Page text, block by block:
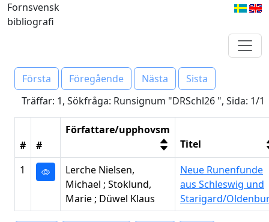
Fornsvensk
bibliografi
Första Föregående Nästa
Sista
Träffar: 1, Sökfråga: Runsignum "DRSchl26 ", Sida: 1/1
# #
Författare/upphovsm
Titel
1
Lerche Nielsen,
Michael ; Stoklund,
Marie ; Düwel Klaus
Neue Runenfunde
aus Schleswig und
Starigard/